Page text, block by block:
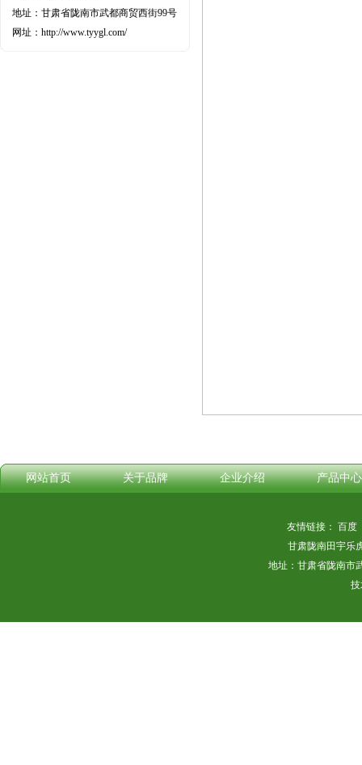
地址：甘肃省陇南市武都商贸西街99号
网址：http://www.tyygl.com/
网站首页 关于品牌 企业介绍 产品中心
友情链接： 百度
甘肃陇南田宇乐
地址：甘肃省陇南市